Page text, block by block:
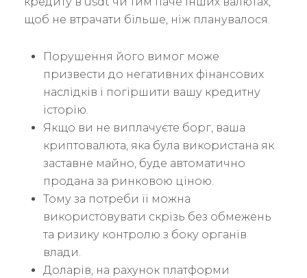
щоб не втрачати більше, ніж планувалося.
Порушення його вимог може
призвести до негативних фінансових
наслідків і погіршити вашу кредитну
історію.
Якщо ви не виплачуєте борг, ваша
криптовалюта, яка була використана як
заставне майно, буде автоматично
продана за ринковою ціною.
Тому за потреби її можна
використовувати скрізь без обмежень
та ризику контролю з боку органів
влади.
Доларів, на рахунок платформи